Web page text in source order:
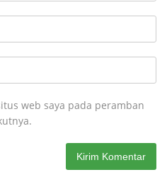
web saya pada peramban